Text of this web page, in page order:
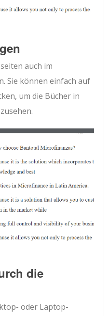
auch im
Sie können einfach auf
um die Bücher in
die
oder Laptop-